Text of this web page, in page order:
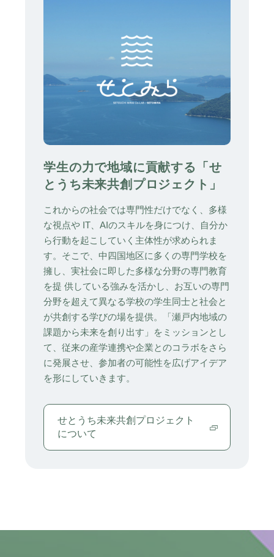
学生の力で地域に貢献する「せ
とうち未来共創プロジェクト」
これからの社会では専門性だけでなく、多様
な視点や IT、AIのスキルを身につけ、自分か
ら行動を起こしていく主体性が求められま
す。そこで、中四国地区に多くの専門学校を
擁し、実社会に即した多様な分野の専門教育
を提 供している強みを活かし、お互いの専門
分野を超えて異なる学校の学生同士と社会と
が共創する学びの場を提供。「瀬戸内地域の
課題から未来を創り出す」をミッションとし
て、従来の産学連携や企業とのコラボをさら
に発展させ、参加者の可能性を広げアイデア
を形にしていきます。
せとうち未来共創プロジェクト
について